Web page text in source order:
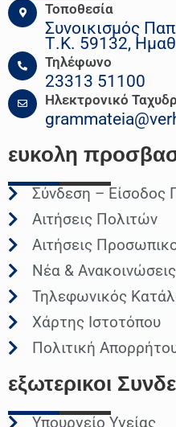
Τοποθεσία
Συνοικισμός
Τ.Κ. 59132,
Τηλέφωνο
23313 51100
Ηλεκτρονικό
ευκολη
Σύνδεση – Είσοδος
Αιτήσεις Πολιτών
Αιτήσεις
Νέα & Ανακοινώσεις
Τηλεφωνικός
Χάρτης Ιστοτόπου
Πολιτική
εξωτερικοι
Υπουργείο Υγείας